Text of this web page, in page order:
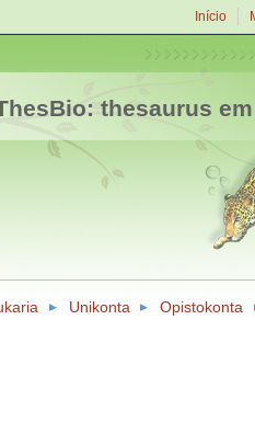
Início
thesaurus
Unikonta Opistokonta